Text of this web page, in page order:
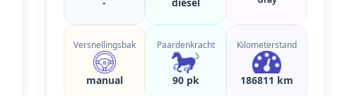
Versnellingsbak
manual
Paardenkracht
90 pk
Kilometerstand
186811 km